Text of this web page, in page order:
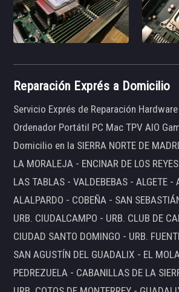
Reparación Exprés a Domicilio
Servicio Exprés de Reparación
Ordenador Portátil PC Mac TPV AIO
Domicilio en la SIERRA NORTE DE
LA MORALEJA - ENCINAR DE LOS
LAS TABLAS - VALDEBEBAS - ALGETE -
ALALPARDO - COBEÑA - SAN
URB. CIUDALCAMPO - URB. CLUB DE
CIUDAD SANTO DOMINGO - URB.
SAN AGUSTÍN DEL GUADALIX - EL
PEDREZUELA - CABANILLAS DE LA